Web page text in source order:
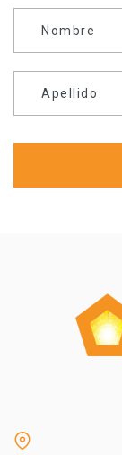
Nombre
Apellido